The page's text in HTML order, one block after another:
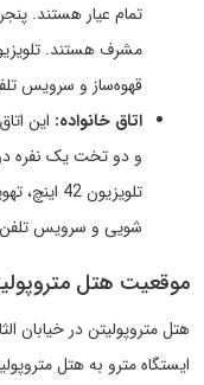
تمام عیار هستند.
قهوه‌ساز و سرویس
اتاق خانواده:
و دو تخت یک نفره در
شویی و سرویس
موقعیت هتل
هتل متروپولیتن در خیابان